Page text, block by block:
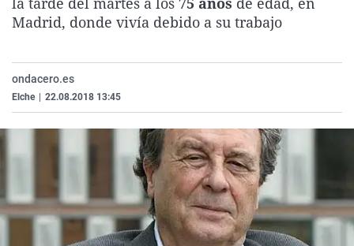
La rosa de los vientos
Como el perro y el
Caso
Equipo de
Extremadura
La Rioja
Virales
Elecciones
Madrid, donde vivía debido a su trabajo
ondacero.es
Elche 22.08.2018 13:45